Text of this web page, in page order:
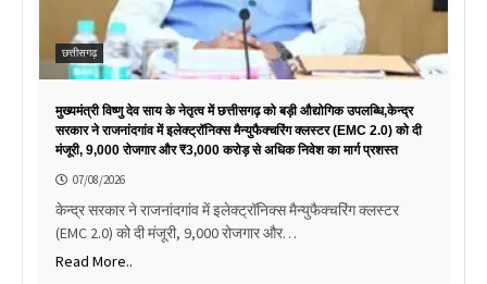
छत्तीसगढ़
मुख्यमंत्री विष्णु देव साय के नेतृत्व में छत्तीसगढ़ को बड़ी औद्योगिक उपलब्धि,केन्द्र
सरकार ने राजनांदगांव में इलेक्ट्रॉनिक्स मैन्युफैक्चरिंग क्लस्टर (EMC 2.0) को दी
मंजूरी, 9,000 रोजगार और ₹3,000 करोड़ से अधिक निवेश का मार्ग प्रशस्त
07/08/2026
केन्द्र सरकार ने राजनांदगांव में इलेक्ट्रॉनिक्स मैन्युफैक्चरिंग क्लस्टर
(EMC 2.0) को दी मंजूरी, 9,000 रोजगार और…
Read More..